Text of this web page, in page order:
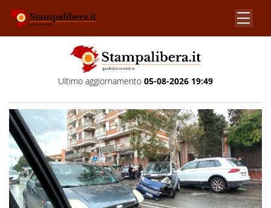
Ultimo aggiornamento 05-08-2026 19:49